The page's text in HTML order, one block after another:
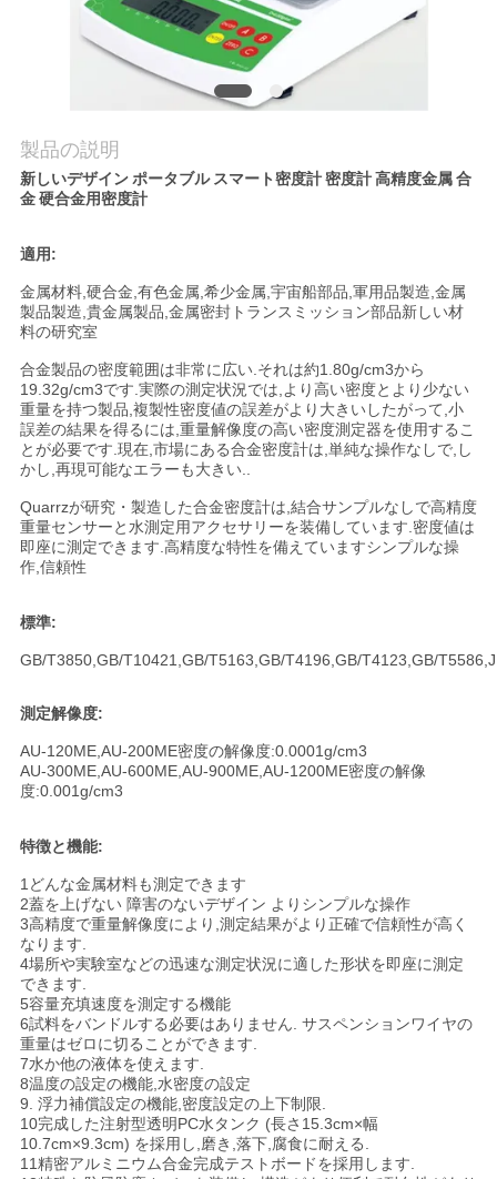
な
さ
い
引
用
を
要
求
し
さ
地
PRIVACY
POLICY
製品の説明
新しいデザイン ポータブル スマート密度計 密度計 高精度金属 合
金 硬合金用密度計
適用:
金属材料,硬合金,有色金属,希少金属,宇宙船部品,軍用品製造,金属
製品製造,貴金属製品,金属密封トランスミッション部品新しい材
料の研究室
合金製品の密度範囲は非常に広い.それは約1.80g/cm3から
19.32g/cm3です.実際の測定状況では,より高い密度とより少ない
重量を持つ製品,複製性密度値の誤差がより大きいしたがって,小
誤差の結果を得るには,重量解像度の高い密度測定器を使用するこ
とが必要です.現在,市場にある合金密度計は,単純な操作なしで,し
かし,再現可能なエラーも大きい..
Quarrzが研究・製造した合金密度計は,結合サンプルなしで高精度
重量センサーと水測定用アクセサリーを装備しています.密度値は
即座に測定できます.高精度な特性を備えていますシンプルな操
作,信頼性
標準:
GB/T3850,GB/T10421,GB/T5163,GB/T4196,GB/T4123,GB/
測定解像度:
AU-120ME,AU-200ME密度の解像度:0.0001g/cm3
AU-300ME,AU-600ME,AU-900ME,AU-1200ME密度の解像
度:0.001g/cm3
特徴と機能:
1どんな金属材料も測定できます
2蓋を上げない 障害のないデザイン よりシンプルな操作
3高精度で重量解像度により,測定結果がより正確で信頼性が高く
なります.
4場所や実験室などの迅速な測定状況に適した形状を即座に測定
できます.
5容量充填速度を測定する機能
6試料をバンドルする必要はありません. サスペンションワイヤの
重量はゼロに切ることができます.
7水か他の液体を使えます.
8温度の設定の機能,水密度の設定
9. 浮力補償設定の機能,密度設定の上下制限.
10完成した注射型透明PC水タンク (長さ15.3cm×幅
10.7cm×9.3cm) を採用し,磨き,落下,腐食に耐える.
11精密アルミニウム合金完成テストボードを採用します.